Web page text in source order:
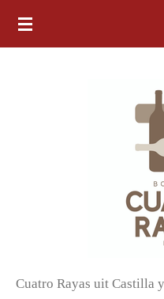
Ga
direct
Cuatro Rayas uit Castilla